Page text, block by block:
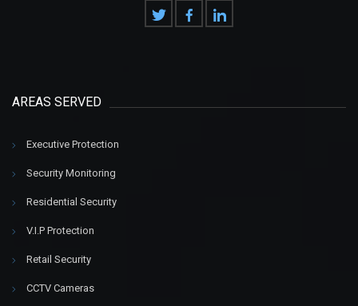
AREAS SERVED
Executive Protection
Security Monitoring
Residential Security
V.I.P Protection
Retail Security
CCTV Cameras